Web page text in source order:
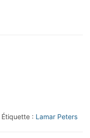
Étiquette : Lamar Peters